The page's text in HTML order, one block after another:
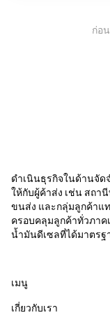
ก่อ
ดำเนินธุรกิจในด้านจั
ให้กับผู้ค้าส่ง เช่น สถา
ขนส่ง และกลุ่มลูกค้าแ
ครอบคลุมลูกค้าทั่วภา
น้ำมันดีเซลที่ได้มาตรฐ
เมนู
เกี่ยวกับเรา